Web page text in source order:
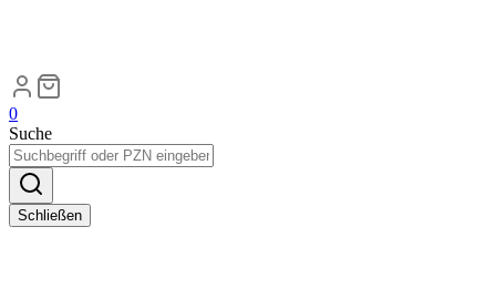
0
Suche
Schließen